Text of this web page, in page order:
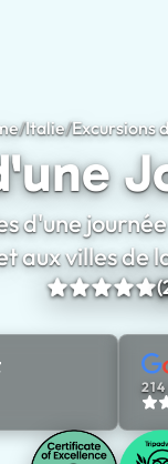
/Italie/Excursions
d'une
aux villes de